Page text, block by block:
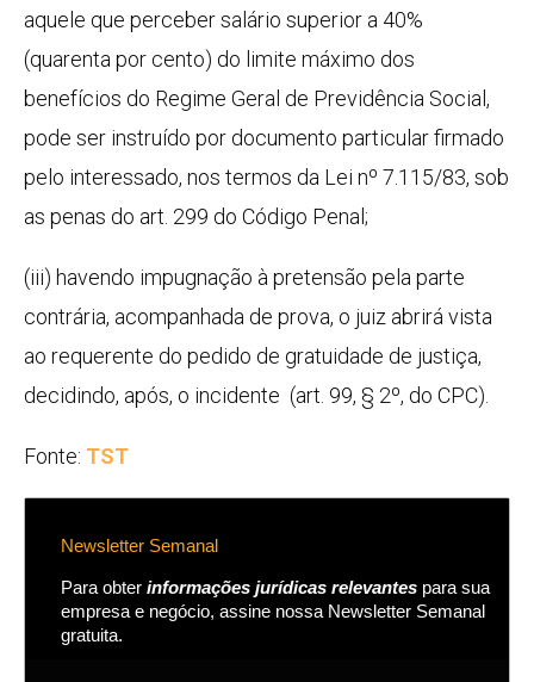
aquele que perceber salário superior a 40%
(quarenta por cento) do limite máximo dos
benefícios do Regime Geral de Previdência Social,
pode ser instruído por documento particular firmado
pelo interessado, nos termos da Lei nº 7.115/83, sob
as penas do art. 299 do Código Penal;
(iii) havendo impugnação à pretensão pela parte
contrária, acompanhada de prova, o juiz abrirá vista
ao requerente do pedido de gratuidade de justiça,
decidindo, após, o incidente (art. 99, § 2º, do CPC).
Fonte: TST
Newsletter Semanal
Para obter informações jurídicas relevantes para sua
empresa e negócio, assine nossa Newsletter Semanal
gratuita.